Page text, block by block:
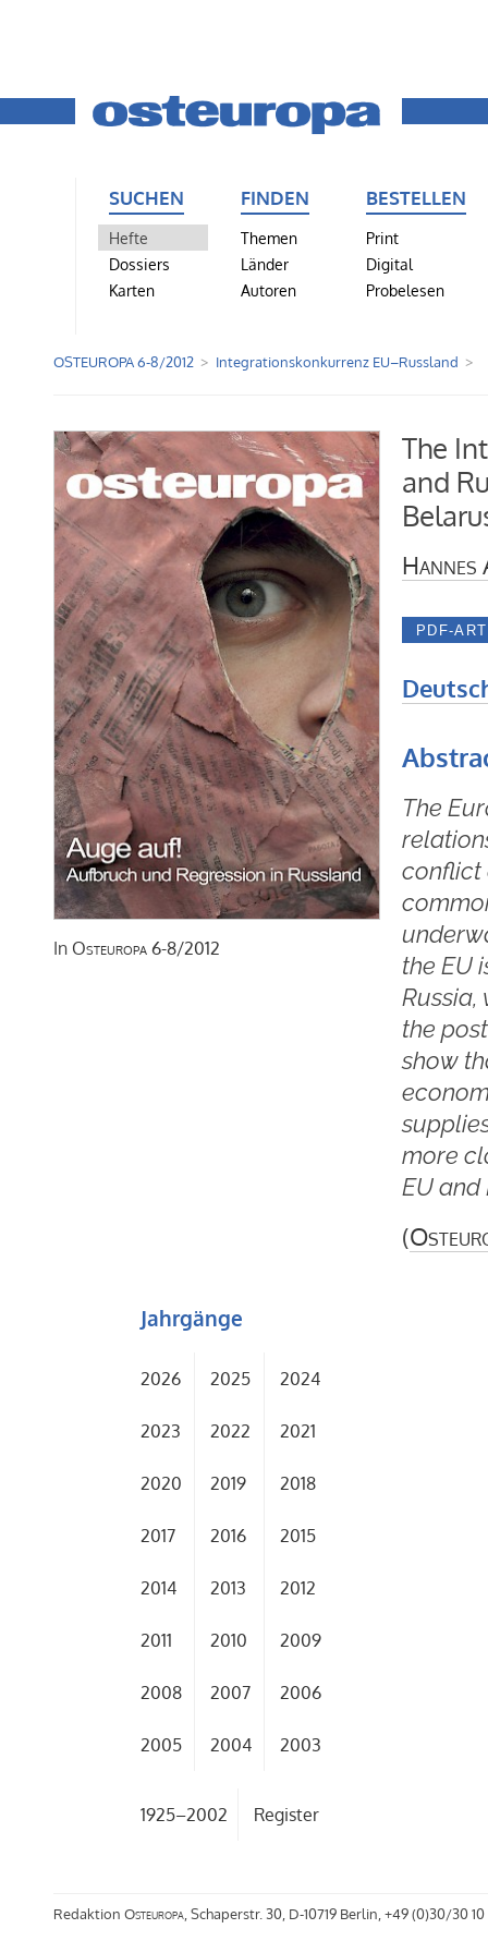
SUCHEN
Hefte
Dossiers
Karten
FINDEN
Themen
Länder
Autoren
BESTELLEN
Print
Digital
Probelesen
OSTEUROPA 6-8/2012 Integrationskonkurrenz EU–Russland
In Osteuropa 6-8/2012
The
and
Hannes
The
conflict
the EU
the
show
more
EU
(
Jahrgänge
2026 2025 2024
2023 2022 2021
2020 2019 2018
2017 2016 2015
2014 2013 2012
2011 2010 2009
2008 2007 2006
2005 2004 2003
1925–2002 Register
Redaktion Osteuropa, Schaperstr. 30, D-10719 Berlin, +49 (0)30/30